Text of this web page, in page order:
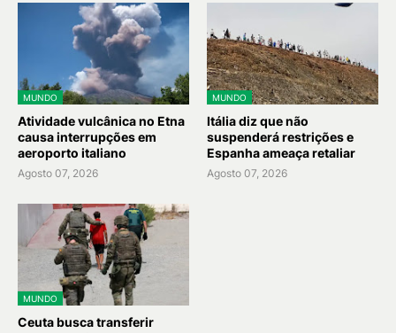
MUNDO
Atividade vulcânica no Etna
causa interrupções em
aeroporto italiano
Agosto 07, 2026
MUNDO
Itália diz que não
suspenderá restrições e
Espanha ameaça retaliar
Agosto 07, 2026
MUNDO
Ceuta busca transferir